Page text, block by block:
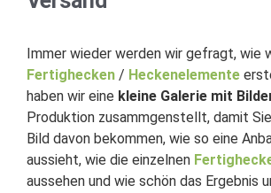
Immer wieder werden wir gefragt, wie
Fertighecken / Heckenelemente
haben wir eine kleine Galerie mit
Produktion zusammgenstellt, damit
Bild davon bekommen, wie so eine
aussieht, wie die einzelnen
aussehen und wie schön das Ergebnis